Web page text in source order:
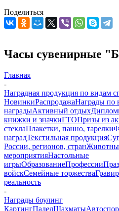
Поделиться
Часы сувенирные
Главная
-
Наградная продукция по видам
НовинкиРаспродажаНаграды по
наградыАктивный отдых
книжки и значкиГТОПризы из
стеклаПлакетки, панно, тарелки
наградТекстильная продукция
России, регионов, стран
мероприятияНастольные
игрыОбразованиеПрофессии
войскСемейные торжества
реальность
-
Награды боулинг
КартингПаделШахматы